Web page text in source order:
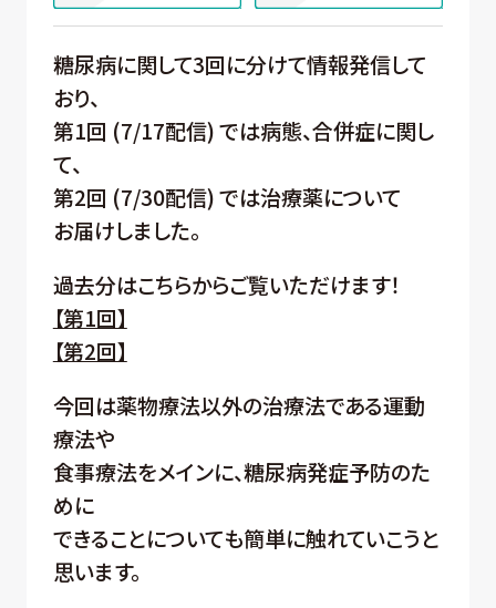
糖尿病に関して3回に分けて情報発信して
おり、
第1回 (7/17配信) では病態、合併症に関し
て、
第2回 (7/30配信) では治療薬について
お届けしました。
過去分はこちらからご覧いただけます！
【第1回】
【第2回】
今回は薬物療法以外の治療法である運動
療法や
食事療法をメインに、糖尿病発症予防のた
めに
できることについても簡単に触れていこうと
思います。